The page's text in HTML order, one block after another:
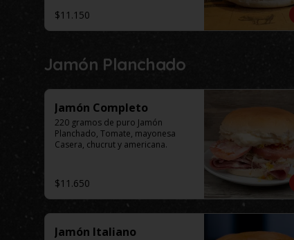
$11.150
Jamón Planchado
Jamón Completo
220 gramos de puro Jamón
Planchado, Tomate, mayonesa
Casera, chucrut y americana.
$11.650
Jamón Italiano